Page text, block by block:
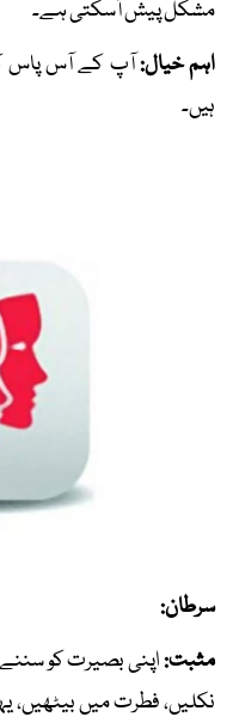
مشکل پیش آسکتی ہے۔
اہم خیال:آپ کے آس پاس
ہیں۔
سرطان:
مثبت:اپنی بصیرت کو
نکلیں، فطرت میں بیٹھیں،